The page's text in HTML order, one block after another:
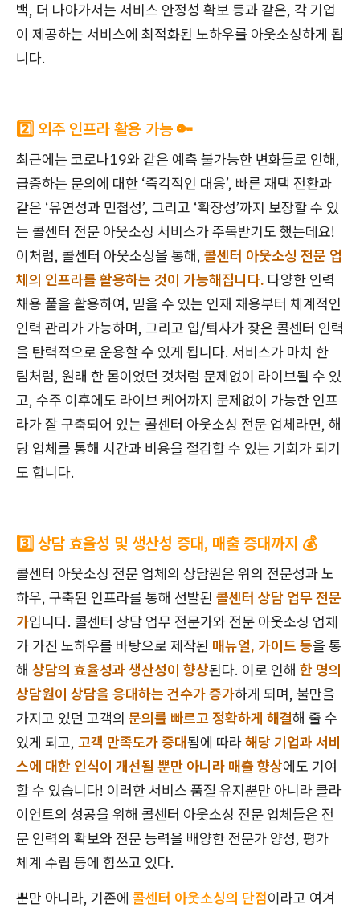
백, 더 나아가서는 서비스 안정성 확보 등과 같은, 각 기업
이 제공하는 서비스에 최적화된 노하우를 아웃소싱하게 됩
니다.
2️⃣ 외주 인프라 활용 가능 🔑
최근에는 코로나19와 같은 예측 불가능한 변화들로 인해,
급증하는 문의에 대한 ‘즉각적인 대응’, 빠른 재택 전환과
같은 ‘유연성과 민첩성’, 그리고 ‘확장성’까지 보장할 수 있
는 콜센터 전문 아웃소싱 서비스가 주목받기도 했는데요!
이처럼, 콜센터 아웃소싱을 통해, 콜센터 아웃소싱 전문 업
체의 인프라를 활용하는 것이 가능해집니다. 다양한 인력
채용 풀을 활용하여, 믿을 수 있는 인재 채용부터 체계적인
인력 관리가 가능하며, 그리고 입/퇴사가 잦은 콜센터 인력
을 탄력적으로 운용할 수 있게 됩니다. 서비스가 마치 한
팀처럼, 원래 한 몸이었던 것처럼 문제없이 라이브될 수 있
고, 수주 이후에도 라이브 케어까지 문제없이 가능한 인프
라가 잘 구축되어 있는 콜센터 아웃소싱 전문 업체라면, 해
당 업체를 통해 시간과 비용을 절감할 수 있는 기회가 되기
도 합니다.
3️⃣ 상담 효율성 및 생산성 증대, 매출 증대까지 💰
콜센터 아웃소싱 전문 업체의 상담원은 위의 전문성과 노
하우, 구축된 인프라를 통해 선발된 콜센터 상담 업무 전문
가입니다. 콜센터 상담 업무 전문가와 전문 아웃소싱 업체
가 가진 노하우를 바탕으로 제작된 매뉴얼, 가이드 등을 통
해 상담의 효율성과 생산성이 향상된다. 이로 인해 한 명의
상담원이 상담을 응대하는 건수가 증가하게 되며, 불만을
가지고 있던 고객의 문의를 빠르고 정확하게 해결해 줄 수
있게 되고, 고객 만족도가 증대됨에 따라해당 기업과 서비
스에 대한 인식이 개선될 뿐만 아니라 매출 향상에도 기여
할 수 있습니다! 이러한 서비스 품질 유지뿐만 아니라 클라
이언트의 성공을 위해 콜센터 아웃소싱 전문 업체들은 전
문 인력의 확보와 전문 능력을 배양한 전문가 양성, 평가
체계 수립 등에 힘쓰고 있다.
뿐만 아니라, 기존에 콜센터 아웃소싱의 단점이라고 여겨